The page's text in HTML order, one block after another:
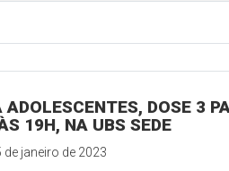
ADOLESCENTES, DOSE 3
19H, NA UBS SEDE
de janeiro de 2023